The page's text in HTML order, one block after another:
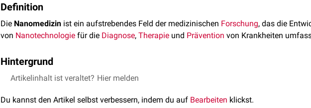
Definition
Die Nanomedizin ist ein aufstrebendes Feld der medizinischen Forschung, das die
von Nanotechnologie für die Diagnose, Therapie und Prävention von Krankheiten
Hintergrund
Ein Schlüsselmerkmal der Nanomedizin sind
winzige Größe können Nanopartikel biologische Barrieren überwinden, gezielte
Artikelinhalt ist veraltet? Hier melden
Du kannst den Artikel selbst verbessern, indem du auf Bearbeiten klickst.